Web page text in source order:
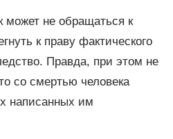
может не обращаться к
к праву фактического
Правда, при этом не
со смертью человека
написанных им